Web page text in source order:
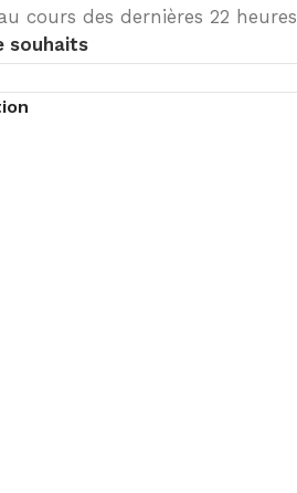
cours des dernières 22 heures
souhaits